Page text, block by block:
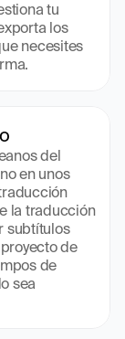
tu
los
necesites
del
en unos
la traducción
subtítulos
de
de
sea